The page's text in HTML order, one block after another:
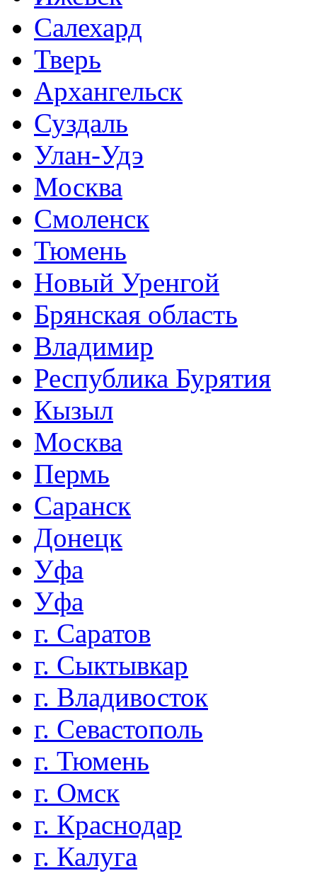
Салехард
Тверь
Архангельск
Суздаль
Улан-Удэ
Москва
Смоленск
Тюмень
Новый Уренгой
Брянская область
Владимир
Республика Бурятия
Кызыл
Москва
Пермь
Саранск
Донецк
Уфа
Уфа
г. Саратов
г. Сыктывкар
г. Владивосток
г. Севастополь
г. Тюмень
г. Омск
г. Краснодар
г. Калуга